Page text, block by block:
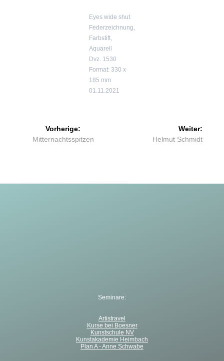
Eyes wide shut
Federzeichnung,
Farbstift,
Aquarell
Dvz. 1530
Format: 330 x
185 mm
01.11.2021
Beitragsnavigation
Vorherige:
Vorheriger
Mitternachtsspitzen
Weiter:
Nächster
Helmut Schmidt
Seminare:
Artistravel
Kurse bei Boesner
Kunstschule NV
Kunstakademie Heimbach
Plan A - Anne Schwabe